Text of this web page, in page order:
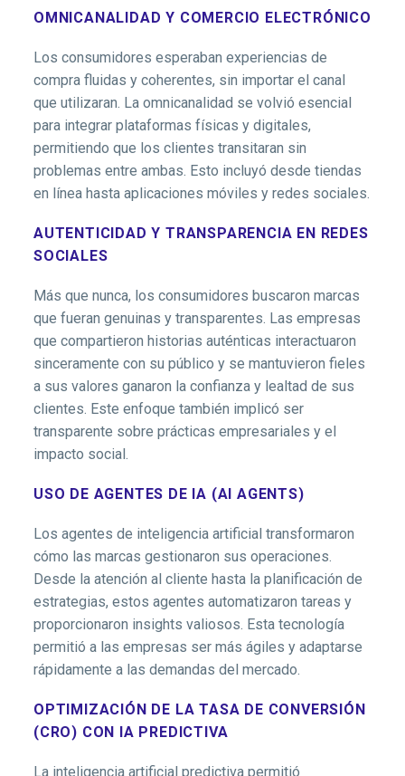
OMNICANALIDAD Y COMERCIO ELECTRÓNICO
Los consumidores esperaban experiencias de
compra fluidas y coherentes, sin importar el canal
que utilizaran. La omnicanalidad se volvió esencial
para integrar plataformas físicas y digitales,
permitiendo que los clientes transitaran sin
problemas entre ambas. Esto incluyó desde tiendas
en línea hasta aplicaciones móviles y redes sociales.
AUTENTICIDAD Y TRANSPARENCIA EN REDES
SOCIALES
Más que nunca, los consumidores buscaron marcas
que fueran genuinas y transparentes. Las empresas
que compartieron historias auténticas interactuaron
sinceramente con su público y se mantuvieron fieles
a sus valores ganaron la confianza y lealtad de sus
clientes. Este enfoque también implicó ser
transparente sobre prácticas empresariales y el
impacto social.
USO DE AGENTES DE IA (AI AGENTS)
Los agentes de inteligencia artificial transformaron
cómo las marcas gestionaron sus operaciones.
Desde la atención al cliente hasta la planificación de
estrategias, estos agentes automatizaron tareas y
proporcionaron insights valiosos. Esta tecnología
permitió a las empresas ser más ágiles y adaptarse
rápidamente a las demandas del mercado.
OPTIMIZACIÓN DE LA TASA DE CONVERSIÓN
(CRO) CON IA PREDICTIVA
La inteligencia artificial predictiva permitió